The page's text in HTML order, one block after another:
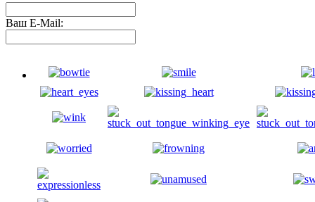
Ваш E-Mail: